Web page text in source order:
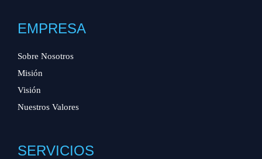
EMPRESA
Sobre Nosotros
Misión
Visión
Nuestros Valores
SERVICIOS